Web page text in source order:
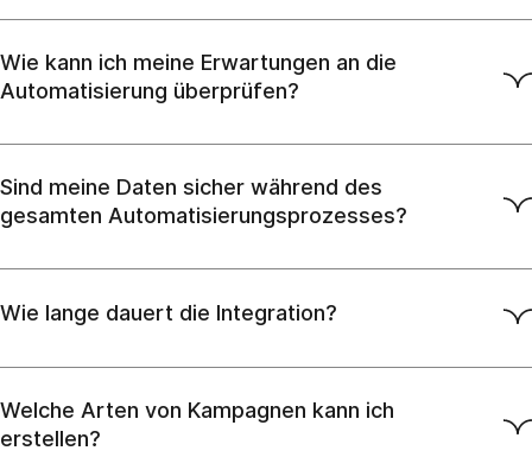
Wie kann ich meine Erwartungen an die
Automatisierung überprüfen?
Sind meine Daten sicher während des
gesamten Automatisierungsprozesses?
Wie lange dauert die Integration?
Welche Arten von Kampagnen kann ich
erstellen?